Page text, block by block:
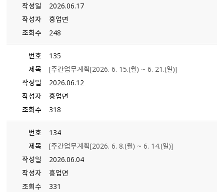
작성일
2026.06.17
작성자
흥업면
조회수
248
번호
135
제목
[주간업무계획[2026. 6. 15.（월） ~ 6. 21.（일）]
작성일
2026.06.12
작성자
흥업면
조회수
318
번호
134
제목
[주간업무계획[2026. 6. 8.（월） ~ 6. 14.（일）]
작성일
2026.06.04
작성자
흥업면
조회수
331